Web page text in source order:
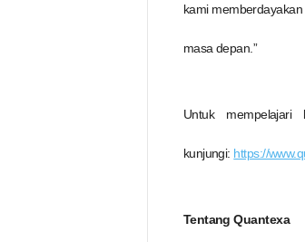
kami
masa depan.”
Untuk
kunjungi: https://
Tentang Quantexa